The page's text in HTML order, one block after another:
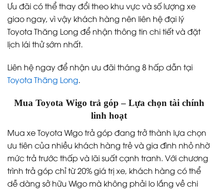
Ưu đãi có thể thay đổi theo khu vực và số lượng xe
giao ngay, vì vậy khách hàng nên liên hệ đại lý
Toyota Thăng Long để nhận thông tin chi tiết và đặt
lịch lái thử sớm nhất.
Liên hệ ngay để nhận ưu đãi tháng 8 hấp dẫn tại
Toyota Thăng Long.
Mua Toyota Wigo trả góp – Lựa chọn tài chính
linh hoạt
Mua xe Toyota Wigo trả góp đang trở thành lựa chọn
ưu tiên của nhiều khách hàng trẻ và gia đình nhỏ nhờ
mức trả trước thấp và lãi suất cạnh tranh. Với chương
trình trả góp chỉ từ 20% giá trị xe, khách hàng có thể
dễ dàng sở hữu Wigo mà không phải lo lắng về chi